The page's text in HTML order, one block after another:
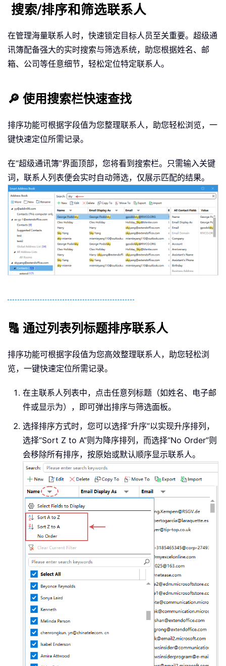
搜索/排序和筛选联系人
在管理海量联系人时，快速锁定目标人员至关重要。超级通
讯簿配备强大的实时搜索与筛选系统，助您根据姓名、邮
箱、公司等任意细节，轻松定位特定联系人。
🔎 使用搜索栏快速查找
排序功能可根据字段值为您整理联系人，助您轻松浏览，一
键快速定位所需记录。
在“超级通讯簿”界面顶部，您将看到搜索栏。只需输入关键
词，联系人列表便会实时自动筛选，仅展示匹配的结果。
🔠 通过列表列标题排序联系人
排序功能可根据字段值为您高效整理联系人，助您轻松浏
览，一键快速定位所需记录。
在主联系人列表中，点击任意列标题（如姓名、电子邮
件或显示为），即可弹出排序与筛选面板。
选择排序方式时，您可以选择“升序”以实现升序排列，
选择“Sort Z to A”则为降序排列，而选择“No Order”则
会移除所有排序，按原始或默认顺序显示联系人。